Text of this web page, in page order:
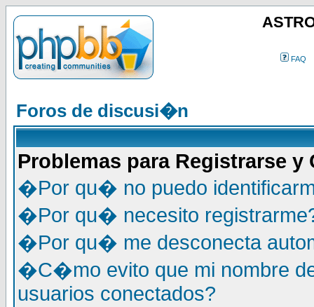
FAQ
Foros de discusi�n
Problemas para Registrarse y
�Por qu� no puedo
�Por qu� necesito
�Por qu� me desconecta
�C�mo evito que mi nombre
usuarios conectados?